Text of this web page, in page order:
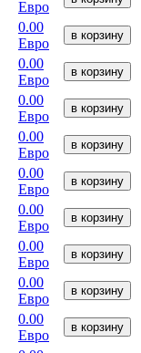
Евро
0.00
Евро
в корзину
0.00
Евро
в корзину
0.00
Евро
в корзину
0.00
Евро
в корзину
0.00
Евро
в корзину
0.00
Евро
в корзину
0.00
Евро
в корзину
0.00
Евро
в корзину
0.00
Евро
в корзину